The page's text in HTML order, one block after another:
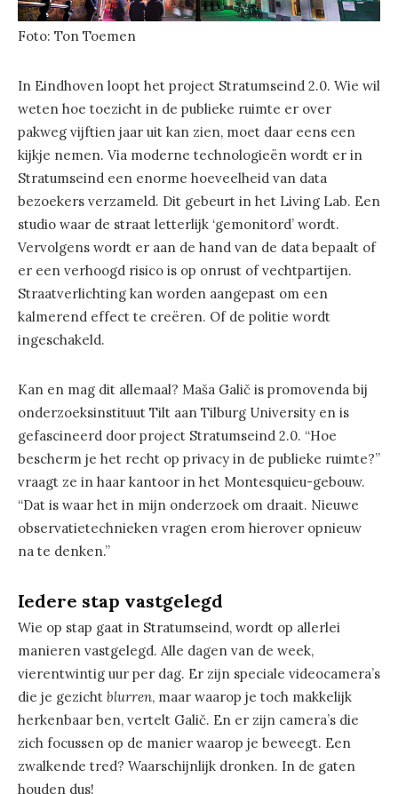
Foto: Ton Toemen
In Eindhoven loopt het project Stratumseind 2.0. Wie wil
weten hoe toezicht in de publieke ruimte er over
pakweg vijftien jaar uit kan zien, moet daar eens een
kijkje nemen. Via moderne technologieën wordt er in
Stratumseind een enorme hoeveelheid van data
bezoekers verzameld. Dit gebeurt in het Living Lab. Een
studio waar de straat letterlijk ‘gemonitord’ wordt.
Vervolgens wordt er aan de hand van de data bepaalt of
er een verhoogd risico is op onrust of vechtpartijen.
Straatverlichting kan worden aangepast om een
kalmerend effect te creëren. Of de politie wordt
ingeschakeld.
Kan en mag dit allemaal? Maša Galič is promovenda bij
onderzoeksinstituut Tilt aan Tilburg University en is
gefascineerd door project Stratumseind 2.0. “Hoe
bescherm je het recht op privacy in de publieke ruimte?”
vraagt ze in haar kantoor in het Montesquieu-gebouw.
“Dat is waar het in mijn onderzoek om draait. Nieuwe
observatietechnieken vragen erom hierover opnieuw
na te denken.”
Iedere stap vastgelegd
Wie op stap gaat in Stratumseind, wordt op allerlei
manieren vastgelegd. Alle dagen van de week,
vierentwintig uur per dag. Er zijn speciale videocamera’s
die je gezicht blurren, maar waarop je toch makkelijk
herkenbaar ben, vertelt Galič. En er zijn camera’s die
zich focussen op de manier waarop je beweegt. Een
zwalkende tred? Waarschijnlijk dronken. In de gaten
houden dus!